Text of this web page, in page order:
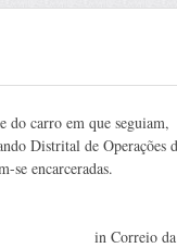
do carro em que seguiam,
Distrital de Operações
se encarceradas.
in Correio